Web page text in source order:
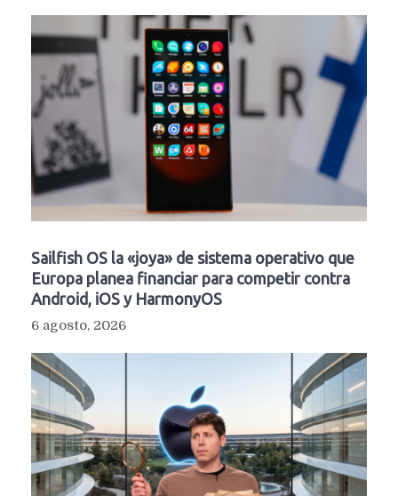
Sailfish OS la «joya» de sistema operativo que
Europa planea financiar para competir contra
Android, iOS y HarmonyOS
6 agosto, 2026